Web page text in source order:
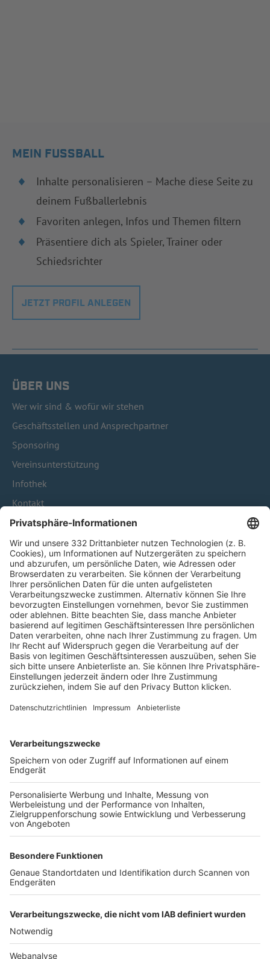
MEIN FUSSBALL
Inhalte personalisieren – Mache diese Seite zu
deinem Fußballerlebnis
Favoriten anlegen, Infos und Themen filtern
Präsentiere dich als Spieler, Trainer oder
Schiedsrichter
JETZT PROFIL ANLEGEN
ÜBER UNS
Wer wir sind & wofür wir stehen
Geschäftsstellen und Ansprechpartner
Sponsoring
Vereinsunterstützung
Infothek
Kontakt
HÄUFIG BESUCHTE SEITEN
Pässe und Vereinswechsel
Trainerausbildung
Schulungsangebot Vereinsmitarbeiter
BFV-Geschäftsstellen
Trainerbörse
Login SpielPlus
FOLGE DEM BFV
TOP-VEREINE
TOP-PARTNER